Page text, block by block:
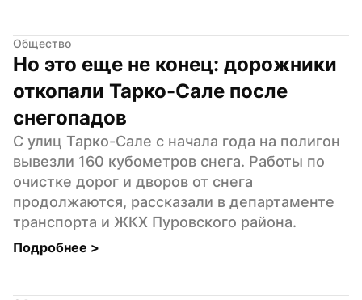
Общество
Но это еще не конец: дорожники
откопали Тарко-Сале после
снегопадов
С улиц Тарко-Сале с начала года на полигон
вывезли 160 кубометров снега. Работы по
очистке дорог и дворов от снега
продолжаются, рассказали в департаменте
транспорта и ЖКХ Пуровского района.
Подробнее >